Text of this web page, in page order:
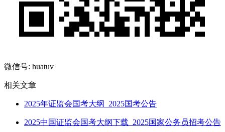
微信号: huatuv
相关文章
2025年证监会国考大纲_2025国考公告
2025中国证监会国考大纲下载_2025国家公务员招考公告